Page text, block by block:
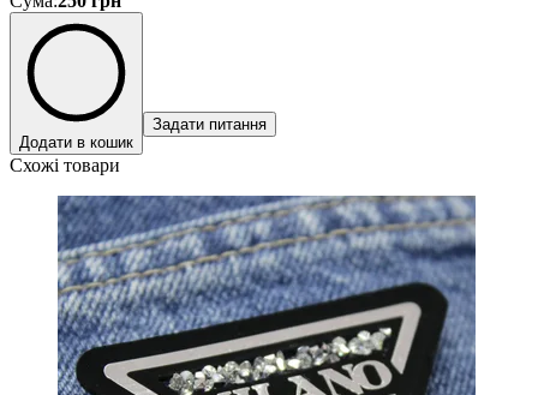
Додати в кошик
Задати питання
Схожі товари